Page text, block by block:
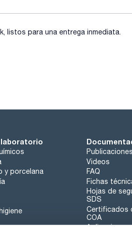
listos para una entrega inmediata.
y porcelana
Publicaciones
Videos
FAQ
Fichas
Hojas de
SDS
Certificados
COA